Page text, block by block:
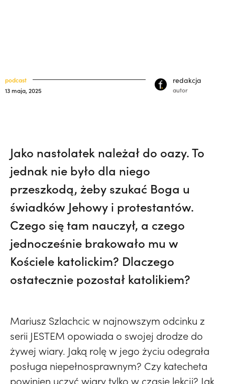
podcast
13 maja, 2025
redakcja
autor
Jako nastolatek należał do oazy. To
jednak nie było dla niego
przeszkodą, żeby szukać Boga u
świadków Jehowy i protestantów.
Czego się tam nauczył, a czego
jednocześnie brakowało mu w
Kościele katolickim? Dlaczego
ostatecznie pozostał katolikiem?
Mariusz Szlachcic w najnowszym odcinku z
serii JESTEM opowiada o swojej drodze do
żywej wiary. Jaką rolę w jego życiu odegrała
posługa niepełnosprawnym? Czy katecheta
powinien uczyć wiary tylko w czasie lekcji? Jak